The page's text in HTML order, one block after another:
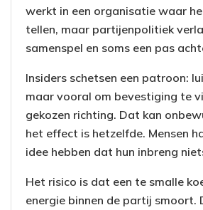
werkt in een organisatie waar
tellen, maar partijenpolitiek
samenspel en soms een pas
Insiders schetsen een patroon:
maar vooral om bevestiging te
gekozen richting. Dat kan
het effect is hetzelfde. Mensen
idee hebben dat hun inbreng
Het risico is dat een te smalle
energie binnen de partij smoort.